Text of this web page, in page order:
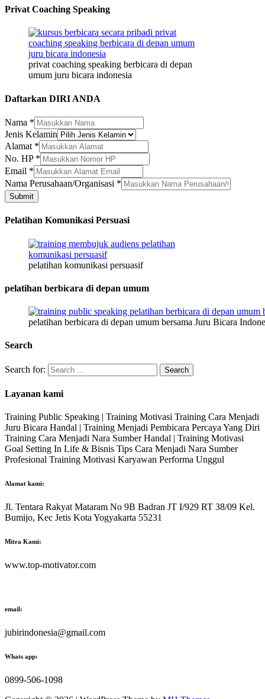
Privat Coaching Speaking
privat coaching speaking berbicara di depan
umum juru bicara indonesia
Daftarkan DIRI ANDA
Alamat
Kelamin
No.
Nama *
Jenis Kelamin
Alamat *
No. HP *
Email *
Nama Perusahaan/Organisasi *
Submit
Pelatihan Komunikasi Persuasi
pelatihan komunikasi persuasif
pelatihan berbicara di depan umum
pelatihan berbicara di depan umum bersama Juru Bicara
Search
Search for:
Layanan kami
Training Public Speaking | Training Motivasi Training Cara Menjadi
Juru Bicara Handal | Training Menjadi Pembicara Percaya Yang Diri
Training Cara Menjadi Nara Sumber Handal | Training Motivasi
Goal Setting In Life & Bisnis Tips Cara Menjadi Nara Sumber
Profesional Training Motivasi Karyawan Performa Unggul
Alamat kami:
Jl. Tentara Rakyat Mataram No 9B Badran JT I/929 RT 38/09 Kel.
Bumijo, Kec Jetis Kota Yogyakarta 55231
Mitra Kami:
www.top-motivator.com
email:
jubirindonesia@gmail.com
Whats app:
0899-506-1098